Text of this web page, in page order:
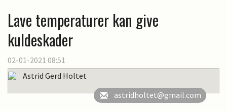
Lave temperaturer kan give
kuldeskader
02-01-2021 08:51
Astrid Gerd Holtet
astridholtet@gmail.com